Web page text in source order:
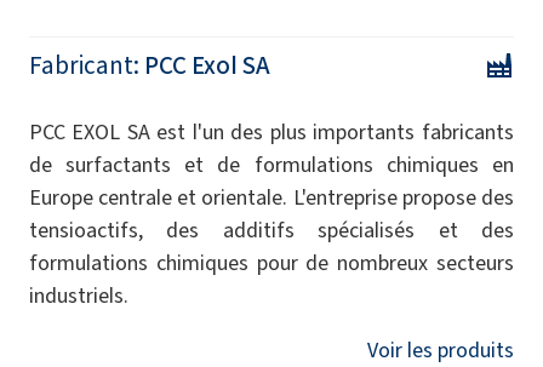
Fabricant: PCC Exol SA
PCC EXOL SA est l'un des plus importants fabricants
de surfactants et de formulations chimiques en
Europe centrale et orientale. L'entreprise propose des
tensioactifs, des additifs spécialisés et des
formulations chimiques pour de nombreux secteurs
industriels.
Voir les produits